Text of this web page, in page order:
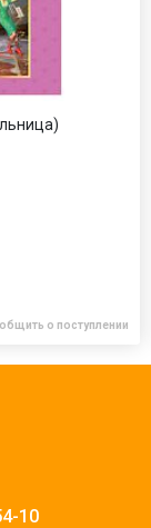
о поступлении
10